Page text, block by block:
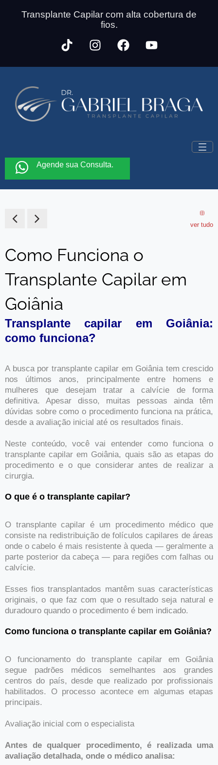
Transplante Capilar com alta cobertura de
fios.
Agende sua Consulta.
ver tudo
Como Funciona o
Transplante Capilar em
Goiânia
Transplante capilar em Goiânia:
como funciona?
A busca por transplante capilar em Goiânia tem crescido
nos últimos anos, principalmente entre homens e
mulheres que desejam tratar a calvície de forma
definitiva. Apesar disso, muitas pessoas ainda têm
dúvidas sobre como o procedimento funciona na prática,
desde a avaliação inicial até os resultados finais.
Neste conteúdo, você vai entender como funciona o
transplante capilar em Goiânia, quais são as etapas do
procedimento e o que considerar antes de realizar a
cirurgia.
O que é o transplante capilar?
O transplante capilar é um procedimento médico que
consiste na redistribuição de folículos capilares de áreas
onde o cabelo é mais resistente à queda — geralmente a
parte posterior da cabeça — para regiões com falhas ou
calvície.
Esses fios transplantados mantêm suas características
originais, o que faz com que o resultado seja natural e
duradouro quando o procedimento é bem indicado.
Como funciona o transplante capilar em Goiânia?
O funcionamento do transplante capilar em Goiânia
segue padrões médicos semelhantes aos grandes
centros do país, desde que realizado por profissionais
habilitados. O processo acontece em algumas etapas
principais.
Avaliação inicial com o especialista
Antes de qualquer procedimento, é realizada uma
avaliação detalhada, onde o médico analisa: